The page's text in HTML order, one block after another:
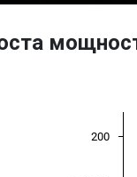
200